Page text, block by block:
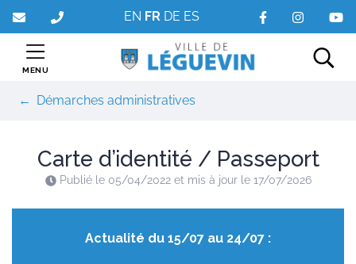
Aller
au
contenu
EN FR DE ES
MENU
Démarches administratives
Carte d’identité / Passeport
Publié le 05/04/2022et mis à jour le 17/07/2026
Actualité du 15/07 au 24/07 :